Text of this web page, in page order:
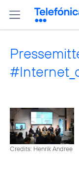
Credits: Henrik Andree